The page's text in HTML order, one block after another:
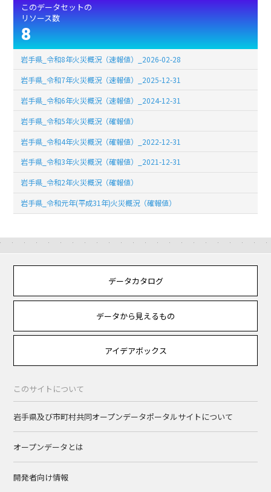
このデータセットの
リソース数
8
岩手県_令和8年火災概況（速報値）_2026-02-28
岩手県_令和7年火災概況（速報値）_2025-12-31
岩手県_令和6年火災概況（速報値）_2024-12-31
岩手県_令和5年火災概況（確報値）
岩手県_令和4年火災概況（確報値）_2022-12-31
岩手県_令和3年火災概況（確報値）_2021-12-31
岩手県_令和2年火災概況（確報値）
岩手県_令和元年(平成31年)火災概況（確報値）
データカタログ
データから見えるもの
アイデアボックス
このサイトについて
岩手県及び市町村共同オープンデータポータルサイトについて
オープンデータとは
開発者向け情報